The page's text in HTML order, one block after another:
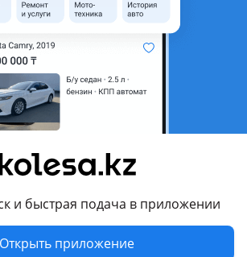
и быстрая подача в приложении
Открыть приложение
1
Vitara 1998 - 2005 1 generation (FT/HT/GT)